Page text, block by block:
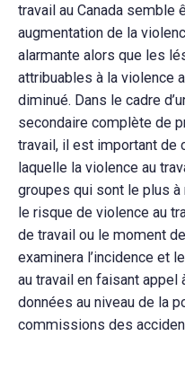
travail au Canada semble
augmentation de la
alarmante alors que les
attribuables à la violence
diminué. Dans le cadre
secondaire complète de
travail, il est important de
laquelle la violence au
groupes qui sont le plus
le risque de violence au
de travail ou le moment
examinera l’incidence et
au travail en faisant
données au niveau de la
commissions des